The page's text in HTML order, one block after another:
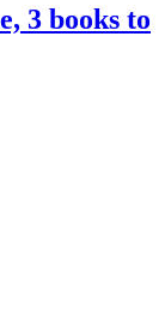
3 books to